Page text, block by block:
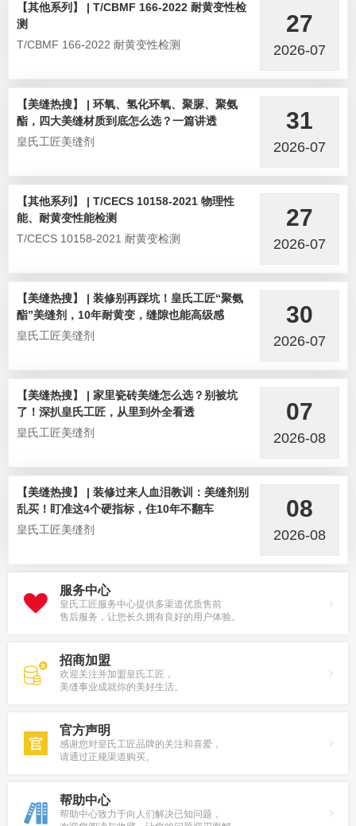
【其他系列】 | T/CBMF 166-2022 耐黄变性检
测
T/CBMF 166-2022 耐黄变性检测
27
2026-07
【美缝热搜】 | 环氧、氢化环氧、聚脲、聚氨
酯，四大美缝材质到底怎么选？一篇讲透
皇氏工匠美缝剂
31
2026-07
【其他系列】 | T/CECS 10158-2021 物理性
能、耐黄变性能检测
T/CECS 10158-2021 耐黄变检测
27
2026-07
【美缝热搜】 | 装修别再踩坑！皇氏工匠“聚氨
酯”美缝剂，10年耐黄变，缝隙也能高级感
皇氏工匠美缝剂
30
2026-07
【美缝热搜】 | 家里瓷砖美缝怎么选？别被坑
了！深扒皇氏工匠，从里到外全看透
皇氏工匠美缝剂
07
2026-08
【美缝热搜】 | 装修过来人血泪教训：美缝剂别
乱买！盯准这4个硬指标，住10年不翻车
皇氏工匠美缝剂
08
2026-08
服务中心
皇氏工匠服务中心提供多渠道优质售前
售后服务，让您长久拥有良好的用户体验。
招商加盟
欢迎关注并加盟皇氏工匠，
美缝事业成就你的美好生活。
官方声明
感谢您对皇氏工匠品牌的关注和喜爱，
请通过正规渠道购买。
帮助中心
帮助中心致力于向人们解决已知问题，